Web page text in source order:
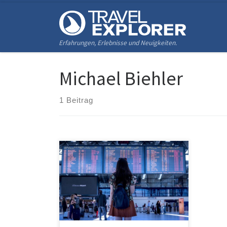
Zum Inhalt springen
Erfahrungen, Erlebnisse und Neuigkeiten.
Michael Biehler
1 Beitrag
Hallo! Schön, dass du hier bist und
den Weg auf unsere Plattform
gefunden hast. Es würde uns sehr
freuen, wenn du deine Erwartungen
oder Wünsche hinterlässt, entweder
als Kommentar auf diesen Beitrag,
per Social Media (Instagram,